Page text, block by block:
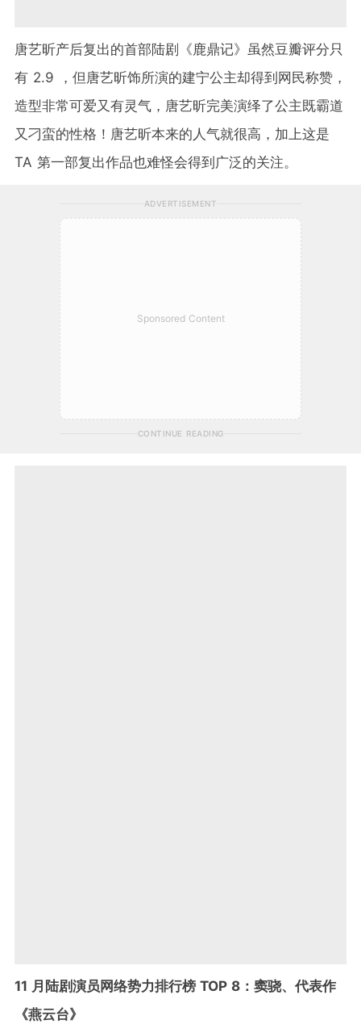
唐艺昕产后复出的首部陆剧《鹿鼎记》虽然豆瓣评分只
有 2.9 ，但唐艺昕饰所演的建宁公主却得到网民称赞，
造型非常可爱又有灵气，唐艺昕完美演绎了公主既霸道
又刁蛮的性格！唐艺昕本来的人气就很高，加上这是
TA 第一部复出作品也难怪会得到广泛的关注。
ADVERTISEMENT
Sponsored Content
CONTINUE READING
11 月陆剧演员网络势力排行榜 TOP 8：窦骁、代表作
《燕云台》